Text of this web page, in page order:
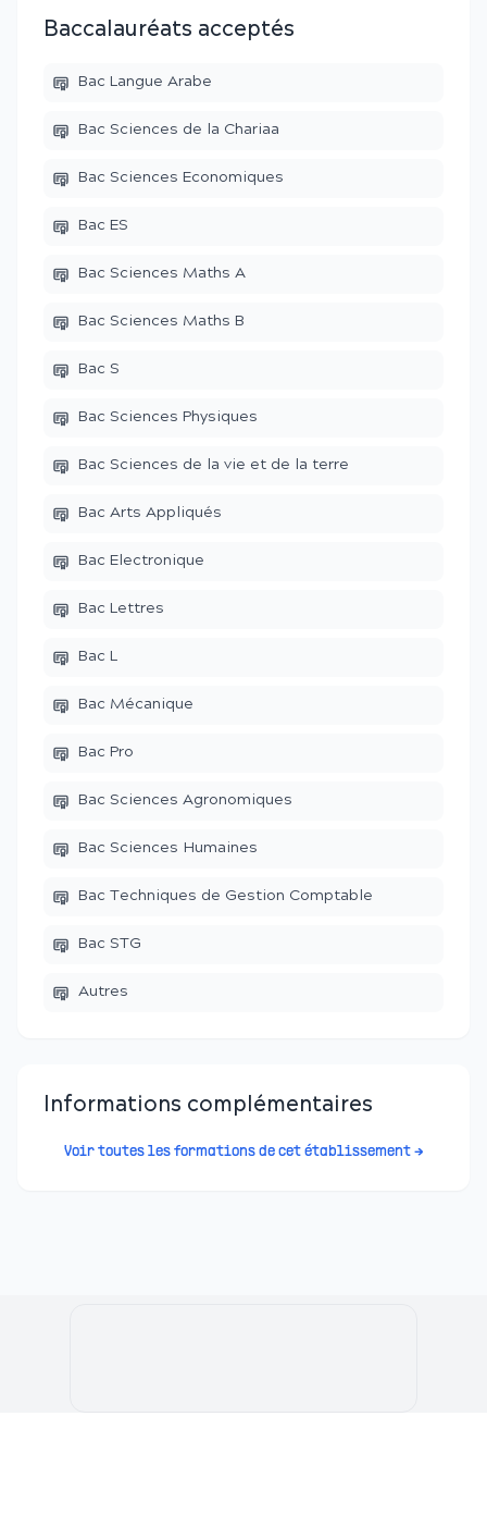
Baccalauréats acceptés
Bac Langue Arabe
Bac Sciences de la Chariaa
Bac Sciences Economiques
Bac ES
Bac Sciences Maths A
Bac Sciences Maths B
Bac S
Bac Sciences Physiques
Bac Sciences de la vie et de la terre
Bac Arts Appliqués
Bac Electronique
Bac Lettres
Bac L
Bac Mécanique
Bac Pro
Bac Sciences Agronomiques
Bac Sciences Humaines
Bac Techniques de Gestion Comptable
Bac STG
Autres
Informations complémentaires
Voir toutes les formations de cet établissement →